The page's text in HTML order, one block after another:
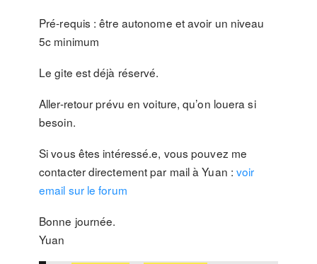
Pré-requis : être autonome et avoir un niveau
5c minimum
Le gite est déjà réservé.
Aller-retour prévu en voiture, qu’on louera si
besoin.
Si vous êtes intéressé.e, vous pouvez me
contacter directement par mail à Yuan :voir
email sur le forum
Bonne journée.
Yuan